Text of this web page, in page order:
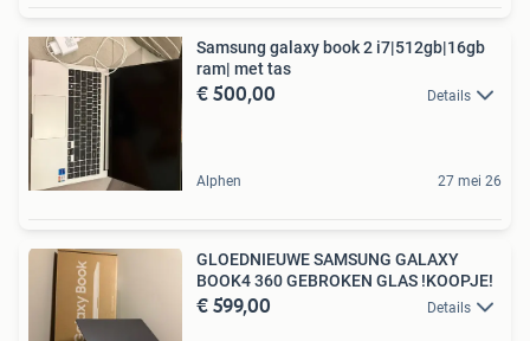
Samsung galaxy book 2 i7|512gb|16gb
ram| met tas
€ 500,00 Details
Alphen 27 mei 26
GLOEDNIEUWE SAMSUNG GALAXY
BOOK4 360 GEBROKEN GLAS !KOOPJE!
€ 599,00 Details